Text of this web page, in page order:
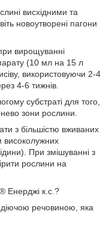
висхідними та
новоутворені пагони
вирощуванні
(10 мл на 15 л
використовуючи 2-4
4-6 тижнів.
субстраті для того,
зони рослини.
з більшістю вживаних
високолужних
При змішуванні з
рослини на
Енерджі к.с.?
речовиною, яка